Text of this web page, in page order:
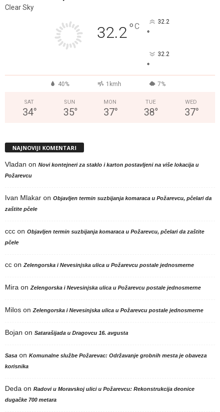
Clear Sky
32.2°C 32.2
°
32.2
°
40% 1kmh 7%
SAT
34°
SUN
35°
MON
37°
TUE
38°
WED
37°
NAJNOVIJI KOMENTARI
Vladan on Novi kontejneri za staklo i karton postavljeni na više lokacija u
Požarevcu
Ivan Mlakar on Objavljen termin suzbijanja komaraca u Požarevcu, pčelari da
zaštite pčele
ccc on Objavljen termin suzbijanja komaraca u Požarevcu, pčelari da zaštite
pčele
cc on Zelengorska i Nevesinjska ulica u Požarevcu postale jednosmerne
Mira on Zelengorska i Nevesinjska ulica u Požarevcu postale jednosmerne
Milos on Zelengorska i Nevesinjska ulica u Požarevcu postale jednosmerne
Bojan on Satarašijada u Dragovcu 16. avgusta
Sasa on Komunalne službe Požarevac: Održavanje grobnih mesta je obaveza
korisnika
Deda on Radovi u Moravskoj ulici u Požarevcu: Rekonstrukcija deonice
dugačke 700 metara